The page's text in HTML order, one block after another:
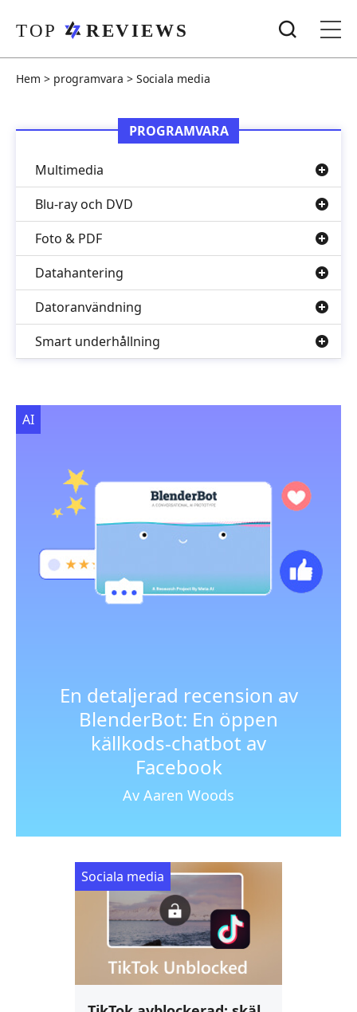
Hem > programvara > Sociala media
PROGRAMVARA
Multimedia
Blu-ray och DVD
Foto & PDF
Datahantering
Datoranvändning
Smart underhållning
En detaljerad recension av
BlenderBot: En öppen
källkods-chatbot av
Facebook
Av Aaren Woods
AI
Sociala media